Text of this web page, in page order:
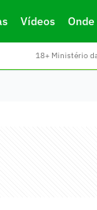
Vídeos
18+ Ministério